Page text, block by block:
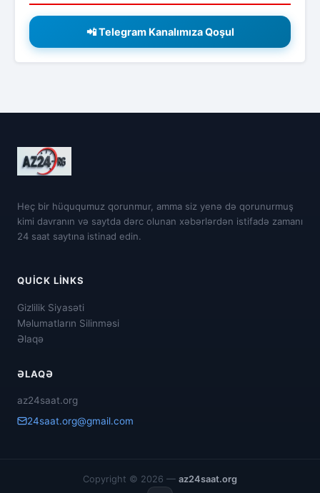
📲 Telegram Kanalımıza Qoşul
Heç bir hüququmuz qorunmur, amma siz yenə də qorunurmuş
kimi davranın və saytda dərc olunan xəbərlərdən istifadə zamanı
24 saat saytına istinad edin.
QUICK LINKS
Gizlilik Siyasəti
Məlumatların Silinməsi
Əlaqə
ƏLAQƏ
az24saat.org
24saat.org@gmail.com
Copyright © 2026 — az24saat.org